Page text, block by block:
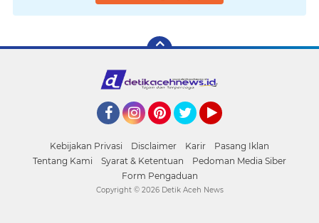
Kebijakan Privasi Disclaimer Karir
Pasang Iklan
Tentang Kami
Syarat & Ketentuan
Pedoman Media Siber
Form Pengaduan
Copyright © 2026 Detik Aceh News